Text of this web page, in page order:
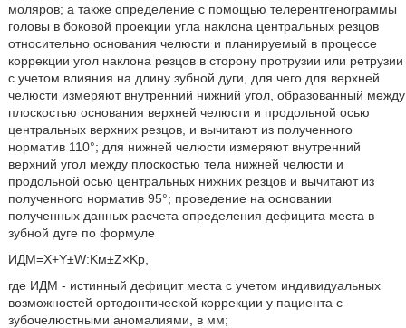
моляров; а также определение с помощью телерентгенограммы
головы в боковой проекции угла наклона центральных резцов
относительно основания челюсти и планируемый в процессе
коррекции угол наклона резцов в сторону протрузии или ретрузии
с учетом влияния на длину зубной дуги, для чего для верхней
челюсти измеряют внутренний нижний угол, образованный между
плоскостью основания верхней челюсти и продольной осью
центральных верхних резцов, и вычитают из полученного
норматив 110°; для нижней челюсти измеряют внутренний
верхний угол между плоскостью тела нижней челюсти и
продольной осью центральных нижних резцов и вычитают из
полученного норматив 95°; проведение на основании
полученных данных расчета определения дефицита места в
зубной дуге по формуле
ИДМ=X+Y±W:Kм±Z×Kр,
где ИДМ - истинный дефицит места с учетом индивидуальных
возможностей ортодонтической коррекции у пациента с
зубочелюстными аномалиями, в мм;